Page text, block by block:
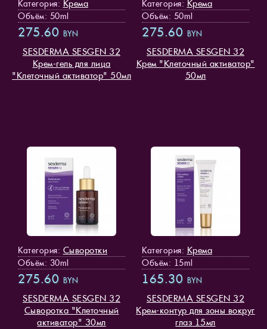
Категория: Крема
Объём: 50ml
275.60 BYN
SESDERMA SESGEN 32
Крем-гель для лица
"Клеточный активатор" 50мл
Категория: Крема
Объём: 50ml
275.60 BYN
SESDERMA SESGEN 32
Крем "Клеточный активатор"
50мл
Категория: Сыворотки
Объём: 30ml
275.60 BYN
SESDERMA SESGEN 32
Сыворотка "Клеточный
активатор" 30мл
Категория: Крема
Объём: 15ml
165.30 BYN
SESDERMA SESGEN 32
Крем-контур для зоны вокруг
глаз 15мл